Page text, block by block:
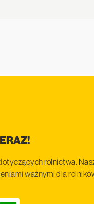
rolnictwa.
ważnymi dla